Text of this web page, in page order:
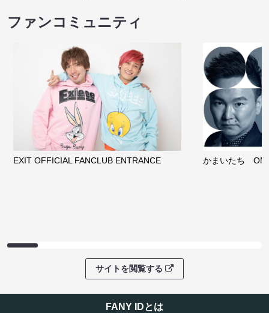
ファンコミュニティ
EXIT OFFICIAL FANCLUB ENTRANCE かまいたち
サイトを閲覧する
FANY IDとは